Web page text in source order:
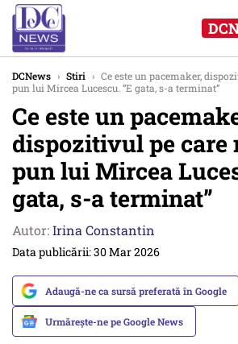
DCNews › Stiri › Ce este un pacemaker,
pun lui Mircea Lucescu. ”E gata, s-a terminat”
Ce este un
dispozitivul pe
pun lui Mircea
gata, s-a terminat”
Autor:Irina Constantin
Data publicării: 30 Mar 2026
Adaugă-ne ca sursă preferată în Google
Urmărește-ne pe Google News